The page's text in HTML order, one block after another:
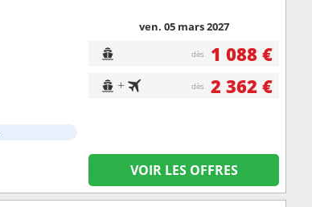
ven. 05 mars 2027
dès 1 088 €
+ dès 2 362 €
VOIR LES OFFRES